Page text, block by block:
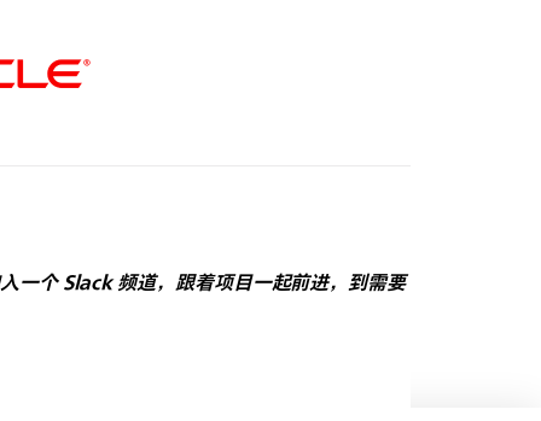
一个 Slack 频道，跟着项目一起前进，到需要